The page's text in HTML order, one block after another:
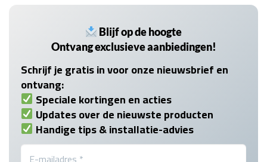
Blijf op de hoogte
Ontvang exclusieve aanbiedingen!
Schrijf je gratis in voor onze nieuwsbrief en
ontvang:
Speciale kortingen en acties
Updates over de nieuwste producten
Handige tips & installatie-advies